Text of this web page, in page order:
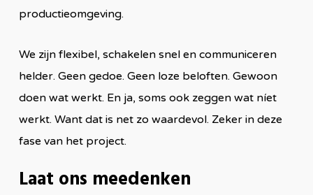
productieomgeving.
We zijn flexibel, schakelen snel en communiceren
helder. Geen gedoe. Geen loze beloften. Gewoon
doen wat werkt. En ja, soms ook zeggen wat níet
werkt. Want dat is net zo waardevol. Zeker in deze
fase van het project.
Laat ons meedenken